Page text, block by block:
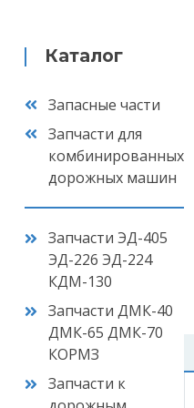
Каталог
Запасные части
Запчасти для
комбинированных
дорожных машин
Запчасти ЭД-405
ЭД-226 ЭД-224
КДМ-130
Запчасти ДМК-40
ДМК-65 ДМК-70
КОРМЗ
Запчасти к